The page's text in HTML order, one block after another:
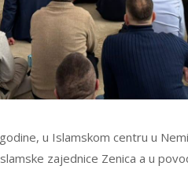
u Islamskom centru u
zajednice Zenica a u